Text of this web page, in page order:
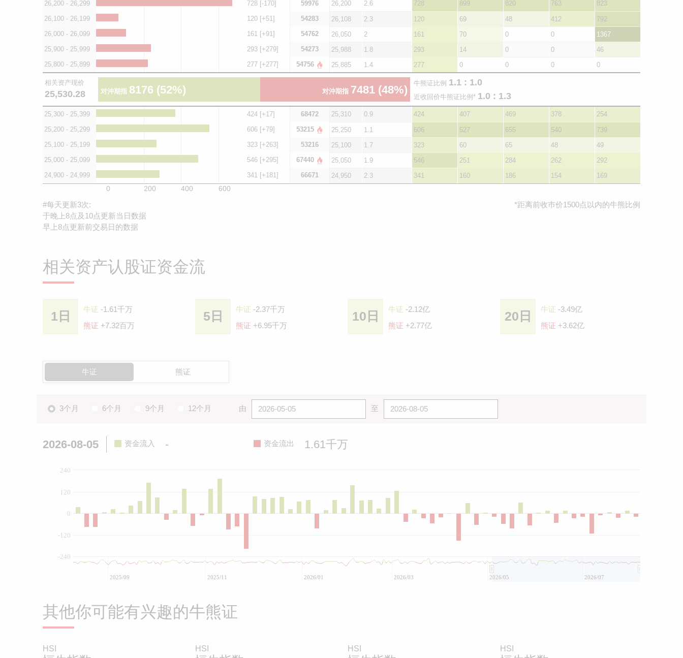
26,200 - 26,299 728 [-170] 59976 26,200 2.6 728 899 820 763
823
26,100 - 26,199
120 [+51] 54283 26,108 2.3 120 69 48 412
792
26,000 - 26,099
161 [+91] 54762 26,050 2 161 70 0 0
1367
25,900 - 25,999
293 [+279] 54273 25,988 1.8 293 14 0 0
46
25,800 - 25,899
277 [+277] 54756 25,885 1.4 277 0 0 0 0
相关资产现价
25,530.28 对沖期指 8176 (52%) 对沖期指 7481 (48%)
牛熊证比例 1.1 : 1.0
近收回价牛熊证比例* 1.0 : 1.3
25,300 - 25,399 424 [+17] 68472 25,310 0.9 424 407 469 378
254
25,200 - 25,299
606 [+79] 53215 25,250 1.1 606 527 655 540
739
25,100 - 25,199
323 [+263] 53216 25,100 1.7 323 60 65 48
49
25,000 - 25,099
546 [+295] 67440 25,050 1.9 546 251 284 262
292
24,900 - 24,999
341 [+181] 66671 24,950 2.3 341 160 186 154 169
0 200 400 600
#每天更新3次:
于晚上8点及10点更新当日数据
早上8点更新前交易日的数据
*距离前收巿价1500点以内的牛熊比例
相关资产认股证资金流
1日 牛证 -1.61千万
熊证 +7.32百万
5日 牛证 -2.37千万
熊证 +6.95千万
10日 牛证 -2.12亿
熊证 +2.77亿
20日 牛证 -3.49亿
熊证 +3.62亿
牛证 熊证
3个月 6个月 9个月 12个月 由 至
2026-08-05 资金流入 - 资金流出 1.61千万
0
-240
-120
120
240
2025/09 2025/11 2026/01 2026/03 2026/05 2026/07
其他你可能有兴趣的牛熊证
HSI HSI HSI HSI